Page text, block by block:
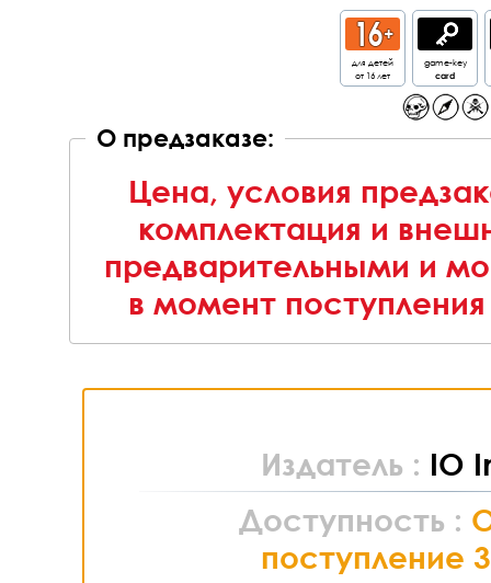
для детей
от 16 лет
game-key
card
О предзаказе:
Цена, условия
комплектация и
предварительными и
в момент
Издатель : IO
Доступность :
поступление